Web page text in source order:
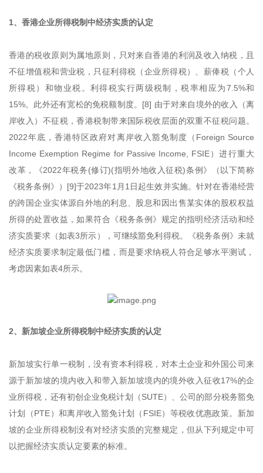
1、香港企业所得税制中经济实质的认定
香港的税收原则为属地原则，只对来自香港的利润及收入纳税，且
不征增值税和营业税，只征利得税（企业所得税）、薪俸税（个人
所得税）和物业税。利得税实行两级税制，税率相应为7.5%和
15%。此外还有宽松的免税额制度。[8] 由于对来自境外的收入（离
岸收入）不征税，香港税制带来国际税收层面的双重不征税问题。
2022年底，香港特区政府对离岸收入豁免制度（Foreign Source
Income Exemption Regime for Passive Income, FSIE）进行重大
改革，《2022年税务(修订)(指明外地收入征税)条例》（以下简称
《税务条例》）[9]于2023年1月1日起生效并实施。针对在香港经营
的跨国企业实体源自外地的利息、股息和因出售某实体的股权权益
所得的处置收益，如果符合《税务条例》规定的指明经济活动和经
济实质要求（如表3所示），可继续豁免利得税。《税务条例》未就
经济实质要求制定最低门槛，而是要求纳税人符合足够水平测试，
考虑因素如表4所示。
2、新加坡企业所得税制中经济实质的认定
新加坡实行单一税制，没有资本利得税，对本土企业和外国公司来
源于新加坡的境内收入和带入新加坡境内的境外收入征收17%的企
业所得税，还有初创企业免税计划（SUTE）、公司的部分税务豁免
计划（PTE）和离岸收入豁免计划（FSIE）等税收优惠政策。新加
坡的企业所得税制没有对经济实质的完整规定，但从下列规定中可
以把握经济实质认定要素的标准。